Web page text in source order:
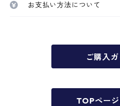
お支払い方法について
ご購入
TOPペー